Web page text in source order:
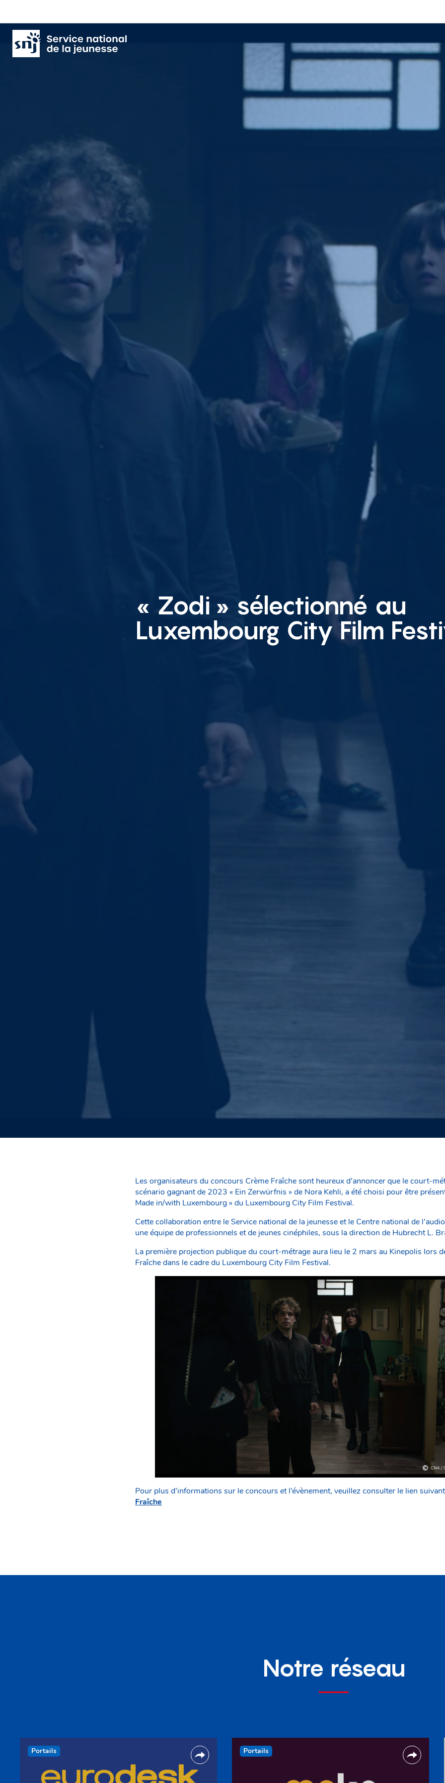
« Zodi » sélectionné au
Luxembourg City Film
Les organisateurs du concours Crème Fraîche sont heureux d’annoncer que le court-
scénario gagnant de 2023 « Ein Zerwürfnis » de Nora Kehli, a été choisi pour être
Made in/with Luxembourg » du Luxembourg City Film Festival.
Cette collaboration entre le Service national de la jeunesse et le Centre national de
une équipe de professionnels et de jeunes cinéphiles, sous la direction de Hubrecht L.
La première projection publique du court-métrage aura lieu le 2 mars au Kinepolis lors
Fraîche dans le cadre du Luxembourg City Film Festival.
Pour plus d’informations sur le concours et l’évènement, veuillez consulter le lien
Fraîche
Notre réseau
Portails Portails